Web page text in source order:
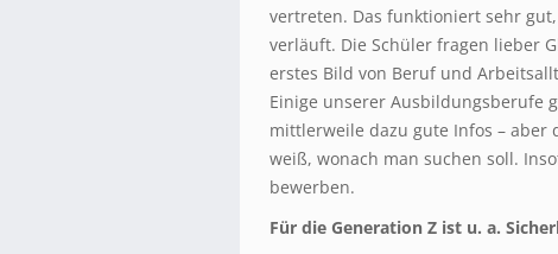
vertreten. Das funktioniert sehr
verläuft. Die Schüler fragen lieber
erstes Bild von Beruf und
Einige unserer Ausbildungsberufe
mittlerweile dazu gute Infos –
weiß, wonach man suchen soll.
bewerben.
Für die Generation Z ist u. a.